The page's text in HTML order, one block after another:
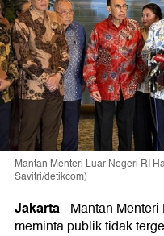
Mantan Menteri Luar Negeri RI
Savitri/detikcom)
Jakarta-Mantan
meminta publik tidak